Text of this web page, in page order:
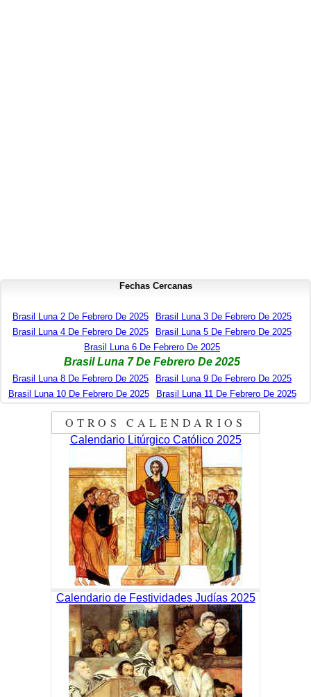
Fechas Cercanas
Brasil Luna 2 De Febrero De 2025
Brasil Luna 3 De Febrero De 2025
Brasil Luna 4 De Febrero De 2025
Brasil Luna 5 De Febrero De 2025
Brasil Luna 6 De Febrero De 2025
Brasil Luna 7 De Febrero De 2025
Brasil Luna 8 De Febrero De 2025
Brasil Luna 9 De Febrero De 2025
Brasil Luna 10 De Febrero De 2025
Brasil Luna 11 De Febrero De 2025
OTROS CALENDARIOS
Calendario Litúrgico Católico 2025
Calendario de Festividades Judías 2025